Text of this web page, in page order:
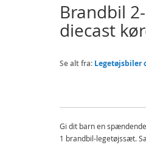
Brandbil
diecast
Se alt fra: Legetøjsbiler
Gi dit barn en
1 brandbil-legetøjssæt.